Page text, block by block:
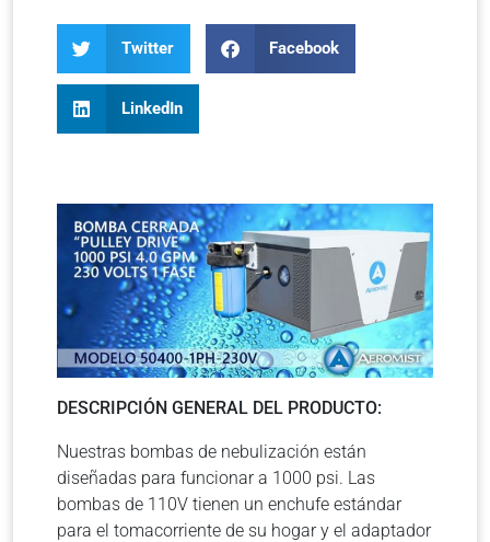
Twitter Facebook
LinkedIn
DESCRIPCIÓN GENERAL DEL PRODUCTO:
Nuestras bombas de nebulización están
diseñadas para funcionar a 1000 psi. Las
bombas de 110V tienen un enchufe estándar
para el tomacorriente de su hogar y el adaptador